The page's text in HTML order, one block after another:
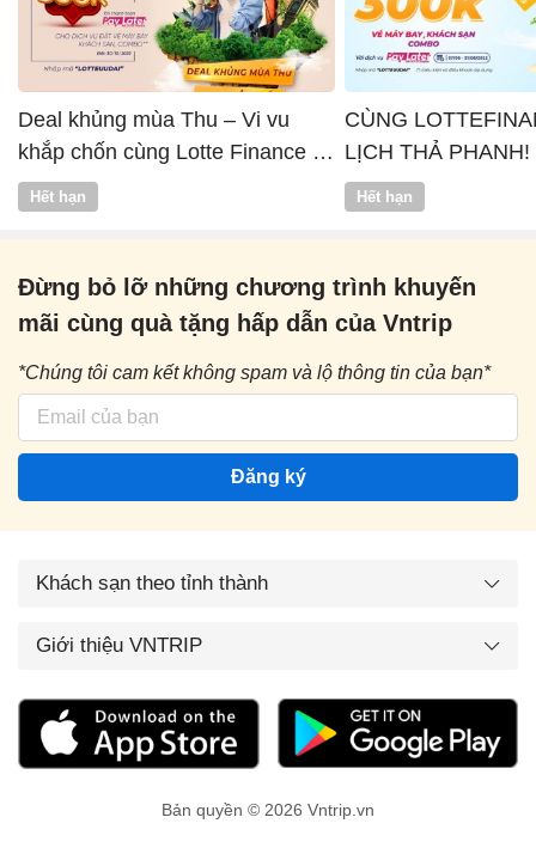
Deal khủng mùa Thu – Vi vu
khắp chốn cùng Lotte Finance x
Vntrip
Hết hạn
CÙNG
LỊCH THẢ PHANH!
Hết hạn
Đừng bỏ lỡ những chương trình khuyến
mãi cùng quà tặng hấp dẫn của Vntrip
*Chúng tôi cam kết không spam và lộ thông tin của bạn*
Đăng ký
Khách sạn theo tỉnh thành
Giới thiệu VNTRIP
Bản quyền © 2026 Vntrip.vn